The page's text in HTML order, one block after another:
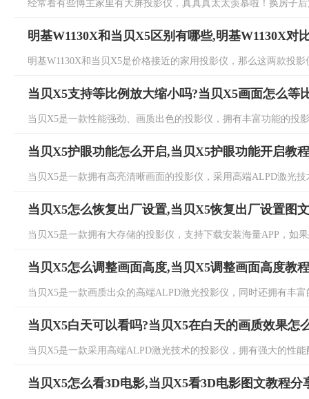
经常看有些博主家里有大屏投影仪，真真真太太羡慕啦！换房子
明基W1130X和当贝X5区别有哪些,明基W1130X对
明基W1130X和当贝X5是价格接近的家用投影仪，那么这两款投
当贝X5支持等比例放大缩小吗?当贝X5画面怎么等
当贝X5是一款性能强劲、画质出色的投影仪，拥有丰富功能的投
当贝X5护眼功能怎么开启,当贝X5护眼功能开启教
当贝X5是一款拥有高亮清晰画面的投影仪，采用高端ALPD激光
当贝X5怎么恢复出厂设置,当贝X5恢复出厂设置图
当贝X5是一款拥有大存储的投影仪，支持下载安装海量APP，如
当贝X5怎么调整画面高度,当贝X5调整画面高度教
当贝X5是一款画质出众的高端ALPD激光投影仪，同时还拥有丰
当贝X5白天可以看吗?当贝X5在白天的画质效果怎
当贝X5是一款采用高端ALPD激光技术的投影仪，拥有强大的性
当贝X5怎么看3D电影,当贝X5看3D电影图文教程分